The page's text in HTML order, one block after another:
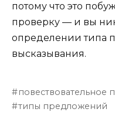
потому что это
проверку — и вы
определении типа
высказывания.
повествовательное
типы предложений